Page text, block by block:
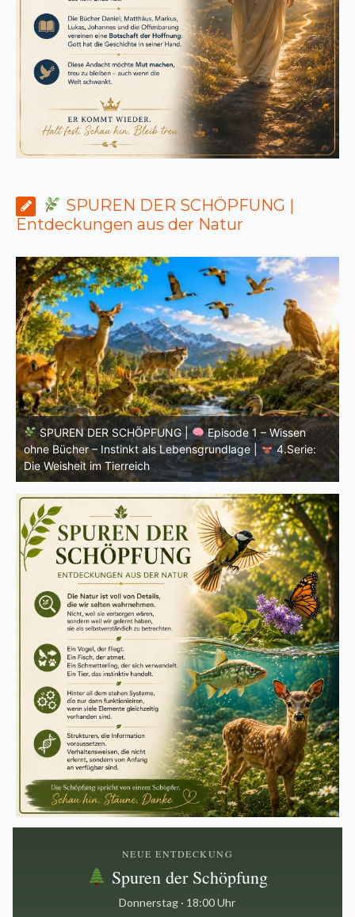
SPUREN DER SCHÖPFUNG |
Entdeckungen aus der Natur
SPUREN DER SCHÖPFUNG |
Einleitung zur vierten
Serie |
Die Weisheit im Tierreich
NEUE ENTDECKUNG
Spuren der Schöpfung
Donnerstag · 18:00 Uhr